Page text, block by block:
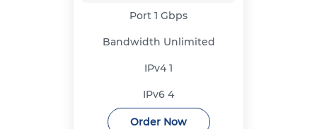
Port 1 Gbps
Bandwidth Unlimited
IPv41
IPv6 4
Order Now